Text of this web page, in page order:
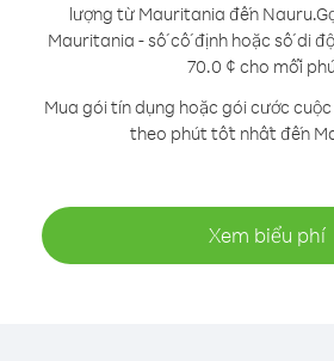
lượng từ Mauritania đến Nauru.
Mauritania - số cố định hoặc số di
70.0 ¢ cho mỗi
Mua gói tín dụng hoặc gói cước
theo phút tốt nhất đến
Xem biểu phí